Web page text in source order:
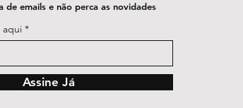
de emails e não perca as novidades
aqui
Assine Já